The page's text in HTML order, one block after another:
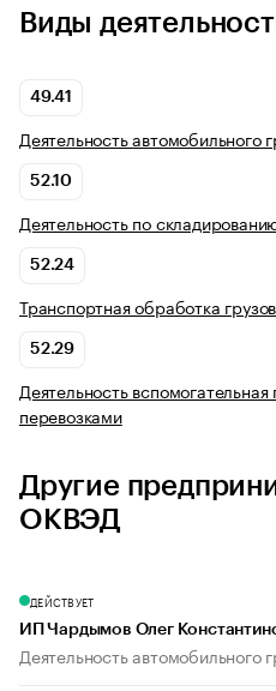
Виды
49.41
Деятельность автомобильного
52.10
Деятельность по
52.24
Транспортная обработка грузов
52.29
Деятельность
перевозками
Другие
ОКВЭД
ДЕЙСТВУЕТ
ИП Чардымов Олег
Деятельность автомобильного